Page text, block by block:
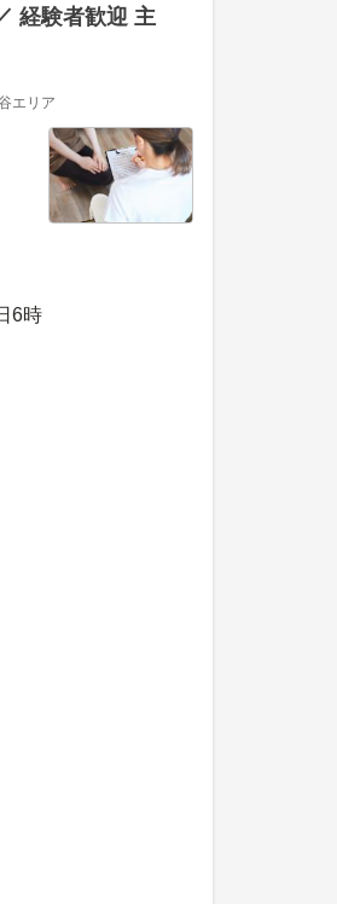
経験者歓迎 主
エリア
6時